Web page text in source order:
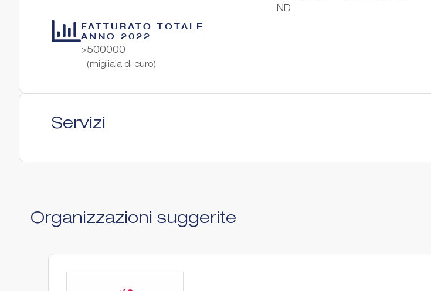
ND
FATTURATO TOTALE
ANNO 2022
>500000
(migliaia di euro)
Servizi
Organizzazioni suggerite